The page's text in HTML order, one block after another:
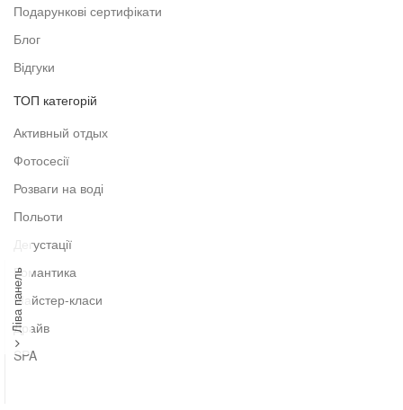
Подарункові сертифікати
Блог
Відгуки
ТОП категорій
Активный отдых
Фотосесії
Розваги на воді
Польоти
Дегустації
Романтика
Майстер-класи
Драйв
SPA
Ліва панель